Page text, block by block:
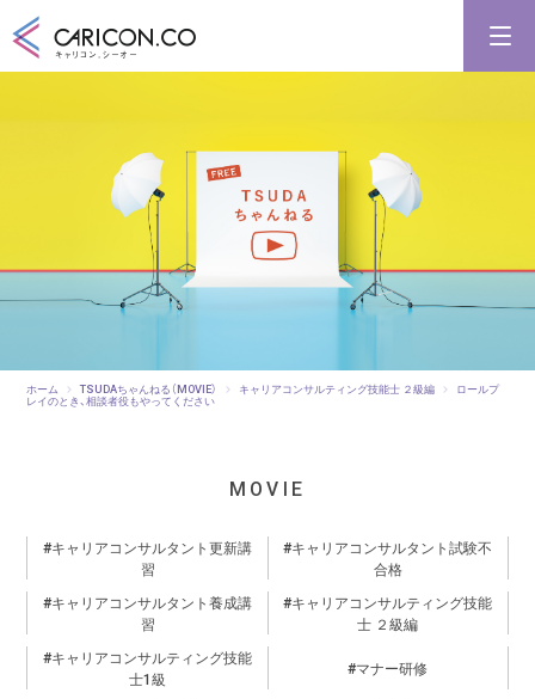
キャリコンシーオーとは
キャリアコンサルタントとは
ホーム TSUDAちゃんねる（MOVIE） キャリアコンサルティング技能士 ２級編 ロールプ
レイのとき、相談者役もやってください
MOVIE
キャリアコンサルタント更新講
習
キャリアコンサルタント試験不
合格
キャリアコンサルタント養成講
習
キャリアコンサルティング技能
士 ２級編
キャリアコンサルティング技能
士1級
マナー研修